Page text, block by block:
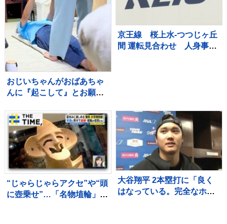
おじいちゃんがおばあちゃ
んに『起こして』とお願い
赦ない『嫉妬の仕方』が94
万再生「手加減なしで草」
「愛憎劇ｗ」
京王線 桜上水-つつじヶ丘
間 運転見合わせ 人身事故
“じゃらじゃらアクセ”や“頭
に壺乗せ”…「名物埴輪」を
大谷翔平 2本塁打に「良く
はなっている。完全なホー